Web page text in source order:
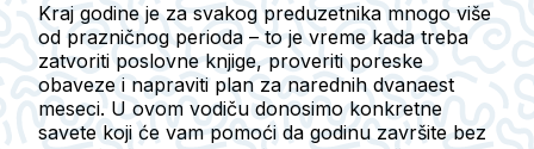
Kraj godine je za svakog preduzetnika mnogo više
od prazničnog perioda – to je vreme kada treba
zatvoriti poslovne knjige, proveriti poreske
obaveze i napraviti plan za narednih dvanaest
meseci. U ovom vodiču donosimo konkretne
savete koji će vam pomoći da godinu završite bez